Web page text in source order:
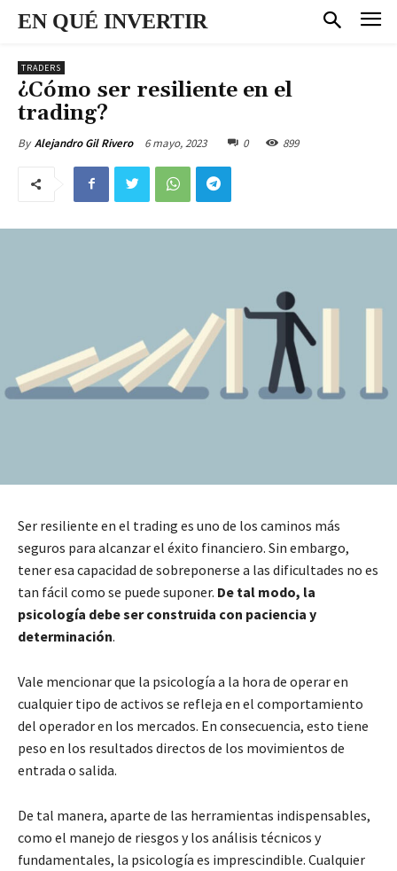
EN QUÉ INVERTIR
TRADERS
¿Cómo ser resiliente en el
trading?
By Alejandro Gil Rivero 6 mayo, 2023 0 899
Ser resiliente en el trading es uno de los caminos más
seguros para alcanzar el éxito financiero. Sin embargo,
tener esa capacidad de sobreponerse a las dificultades no es
tan fácil como se puede suponer. De tal modo, la
psicología debe ser construida con paciencia y
determinación.
Vale mencionar que la psicología a la hora de operar en
cualquier tipo de activos se refleja en el comportamiento
del operador en los mercados. En consecuencia, esto tiene
peso en los resultados directos de los movimientos de
entrada o salida.
De tal manera, aparte de las herramientas indispensables,
como el manejo de riesgos y los análisis técnicos y
fundamentales, la psicología es imprescindible. Cualquier